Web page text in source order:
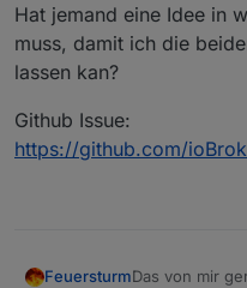
Hat jemand eine Idee in
muss, damit ich die
lassen kan?
Github Issue:
https://github.com/
FeuersturmDas von mir